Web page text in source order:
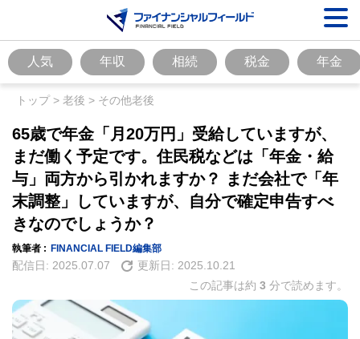
人気 年収 相続 税金 年金
トップ> 老後 > その他老後
65歳で年金「月20万円」受給していますが、
まだ働く予定です。住民税などは「年金・給
与」両方から引かれますか？ まだ会社で「年
末調整」していますが、自分で確定申告すべ
きなのでしょうか？
執筆者 : FINANCIAL FIELD編集部
配信日: 2025.07.07 更新日: 2025.10.21
この記事は約 3 分で読めます。